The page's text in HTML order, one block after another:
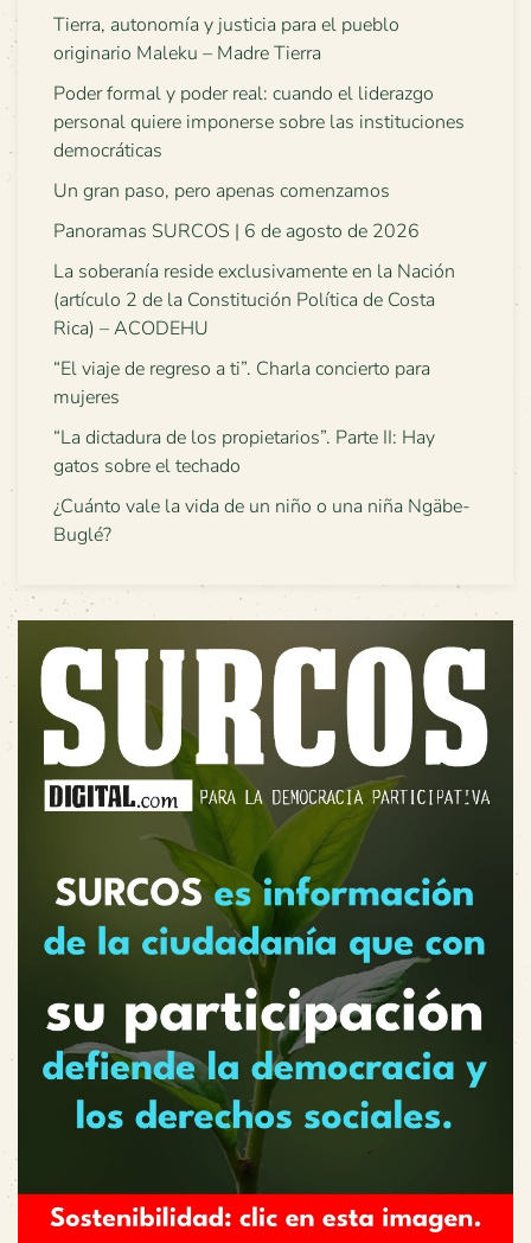
Tierra, autonomía y justicia para el pueblo
originario Maleku – Madre Tierra
Poder formal y poder real: cuando el liderazgo
personal quiere imponerse sobre las instituciones
democráticas
Un gran paso, pero apenas comenzamos
Panoramas SURCOS | 6 de agosto de 2026
La soberanía reside exclusivamente en la Nación
(artículo 2 de la Constitución Política de Costa
Rica) – ACODEHU
“El viaje de regreso a ti”. Charla concierto para
mujeres
“La dictadura de los propietarios”. Parte II: Hay
gatos sobre el techado
¿Cuánto vale la vida de un niño o una niña Ngäbe-
Buglé?